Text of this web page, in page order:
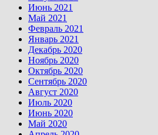
Июнь 2021
Май 2021
Февраль 2021
Январь 2021
Декабрь 2020
Ноябрь 2020
Октябрь 2020
Сентябрь 2020
Август 2020
Июль 2020
Июнь 2020
Май 2020